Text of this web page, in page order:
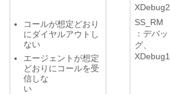
コールが想定どおり
にダイヤルアウトし
ない
エージェントが想定
どおりにコールを受
信しな
い
XDebug2
SS_RM
：デバッ
グ、
XDebug1